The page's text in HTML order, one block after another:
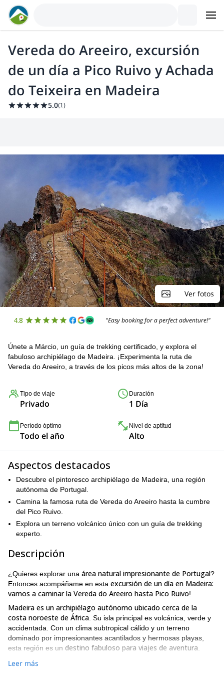
Vereda do Areeiro, excursión
de un día a Pico Ruivo y Achada
do Teixeira en Madeira
5.0(1)
Ver fotos
4.8 "Easy booking for a perfect adventure!"
Únete a Márcio, un guía de trekking certificado, y explora el
fabuloso archipiélago de Madeira. ¡Experimenta la ruta de
Vereda do Areeiro, a través de los picos más altos de la zona!
Tipo de viaje
Privado
Duración
1 Día
Período óptimo
Todo el año
Nivel de aptitud
Alto
Aspectos destacados
Descubre el pintoresco archipiélago de Madeira, una región
autónoma de Portugal.
Camina la famosa ruta de Vereda do Areeiro hasta la cumbre
del Pico Ruivo.
Explora un terreno volcánico único con un guía de trekking
experto.
Descripción
¿Quieres explorar una área natural impresionante de Portugal?
Entonces acompáñame en esta excursión de un día en Madeira:
vamos a caminar la Vereda do Areeiro hasta Pico Ruivo!
Madeira es un archipiélago autónomo ubicado cerca de la
costa noroeste de África . Su isla principal es volcánica, verde y
accidentada. Con un clima subtropical cálido y un terreno
dominado por impresionantes acantilados y hermosas playas,
esta región es un destino fabuloso para viajes de aventura
En esta salida de trekking de un día
Leer más